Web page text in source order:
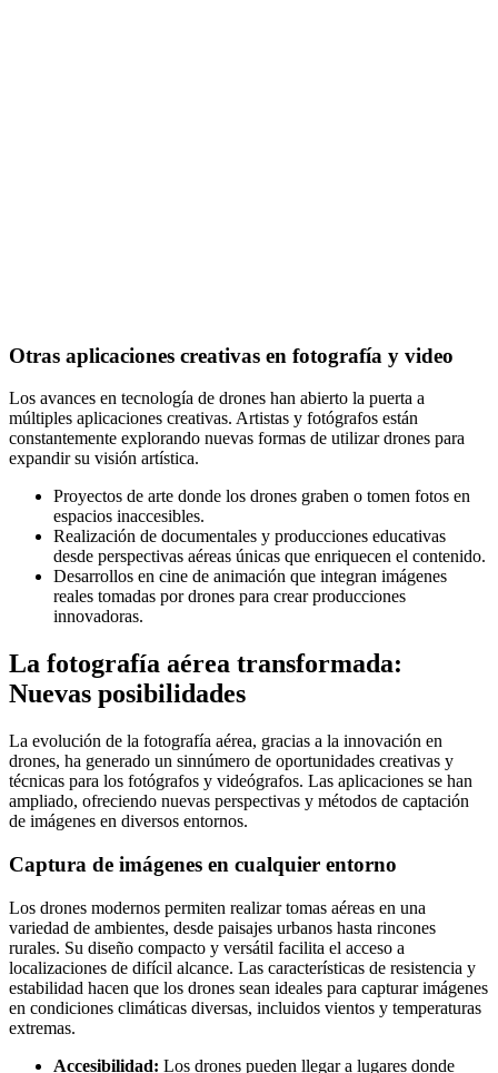
Otras aplicaciones creativas en fotografía y video
Los avances en tecnología de drones han abierto la puerta a
múltiples aplicaciones creativas. Artistas y fotógrafos están
constantemente explorando nuevas formas de utilizar drones para
expandir su visión artística.
Proyectos de arte donde los drones graben o tomen fotos en
espacios inaccesibles.
Realización de documentales y producciones educativas
desde perspectivas aéreas únicas que enriquecen el contenido.
Desarrollos en cine de animación que integran imágenes
reales tomadas por drones para crear producciones
innovadoras.
La fotografía aérea transformada:
Nuevas posibilidades
La evolución de la fotografía aérea, gracias a la innovación en
drones, ha generado un sinnúmero de oportunidades creativas y
técnicas para los fotógrafos y videógrafos. Las aplicaciones se han
ampliado, ofreciendo nuevas perspectivas y métodos de captación
de imágenes en diversos entornos.
Captura de imágenes en cualquier entorno
Los drones modernos permiten realizar tomas aéreas en una
variedad de ambientes, desde paisajes urbanos hasta rincones
rurales. Su diseño compacto y versátil facilita el acceso a
localizaciones de difícil alcance. Las características de resistencia y
estabilidad hacen que los drones sean ideales para capturar imágenes
en condiciones climáticas diversas, incluidos vientos y temperaturas
extremas.
Accesibilidad: Los drones pueden llegar a lugares donde